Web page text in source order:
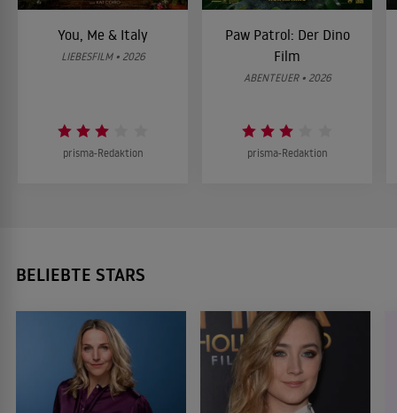
You, Me & Italy
LIEBESFILM • 2026
prisma-Redaktion
Paw Patrol: Der Dino
Film
ABENTEUER • 2026
prisma-Redaktion
BELIEBTE STARS